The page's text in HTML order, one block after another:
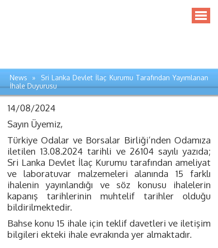
News » Sri Lanka Devlet İlaç Kurumu Tarafından Yayımlanan
İhale Duyurusu
14/08/2024
Sayın Üyemiz,
Türkiye Odalar ve Borsalar Birliği’nden Odamıza
iletilen 13.08.2024 tarihli ve 26104 sayılı yazıda;
Sri Lanka Devlet İlaç Kurumu tarafından ameliyat
ve laboratuvar malzemeleri alanında 15 farklı
ihalenin yayınlandığı ve söz konusu ihalelerin
kapanış tarihlerinin muhtelif tarihler olduğu
bildirilmektedir.
Bahse konu 15 ihale için teklif davetleri ve iletişim
bilgileri ekteki ihale evrakında yer almaktadır.